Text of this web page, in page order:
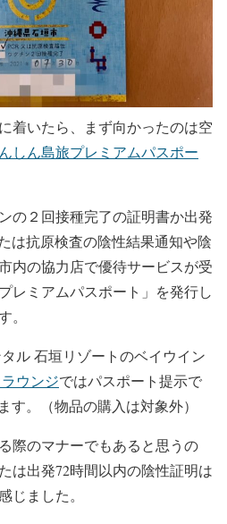
着いたら、まず向かったのは空
しん島旅プレミアムパスポー
の２回接種完了の証明書か出発
は抗原検査の陰性結果通知や陰
内の協力店で優待サービスが受
レミアムパスポート」を発行し
。
ル 石垣リゾートのベイウイン
ウンジではパスポート提示で
す。（物品の購入は対象外）
際のマナーでもあると思うの
は出発72時間以内の陰性証明は
じました。